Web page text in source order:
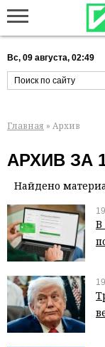
Вс, 09 августа, 02:49
Главная » Архив
АРХИВ ЗА
Найдено
В